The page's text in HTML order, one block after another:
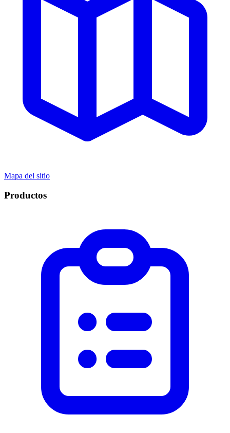
Mapa del sitio
Productos